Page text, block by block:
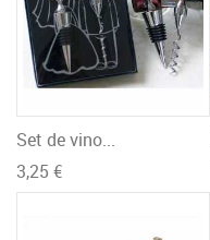
Set de vino...
3,25 €